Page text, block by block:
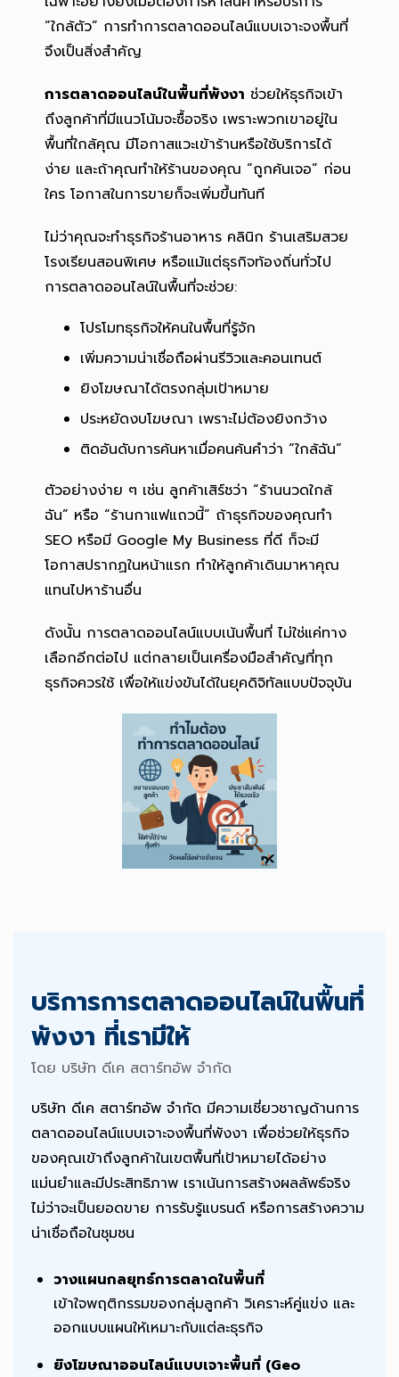
“ใกล้ตัว” การทำการตลาดออนไลน์แบบเจาะจงพื้นที่
จึงเป็นสิ่งสำคัญ
การตลาดออนไลน์ในพื้นที่พังงา ช่วยให้ธุรกิจเข้า
ถึงลูกค้าที่มีแนวโน้มจะซื้อจริง เพราะพวกเขาอยู่ใน
พื้นที่ใกล้คุณ มีโอกาสแวะเข้าร้านหรือใช้บริการได้
ง่าย และถ้าคุณทำให้ร้านของคุณ “ถูกค้นเจอ” ก่อน
ใคร โอกาสในการขายก็จะเพิ่มขึ้นทันที
ไม่ว่าคุณจะทำธุรกิจร้านอาหาร คลินิก ร้านเสริมสวย
โรงเรียนสอนพิเศษ หรือแม้แต่ธุรกิจท้องถิ่นทั่วไป
การตลาดออนไลน์ในพื้นที่จะช่วย:
โปรโมทธุรกิจให้คนในพื้นที่รู้จัก
เพิ่มความน่าเชื่อถือผ่านรีวิวและคอนเทนต์
ยิงโฆษณาได้ตรงกลุ่มเป้าหมาย
ประหยัดงบโฆษณา เพราะไม่ต้องยิงกว้าง
ติดอันดับการค้นหาเมื่อคนค้นคำว่า “ใกล้ฉัน”
ตัวอย่างง่าย ๆ เช่น ลูกค้าเสิร์ชว่า “ร้านนวดใกล้
ฉัน” หรือ “ร้านกาแฟแถวนี้” ถ้าธุรกิจของคุณทำ
SEO หรือมี Google My Business ที่ดี ก็จะมี
โอกาสปรากฏในหน้าแรก ทำให้ลูกค้าเดินมาหาคุณ
แทนไปหาร้านอื่น
ดังนั้น การตลาดออนไลน์แบบเน้นพื้นที่ ไม่ใช่แค่ทาง
เลือกอีกต่อไป แต่กลายเป็นเครื่องมือสำคัญที่ทุก
ธุรกิจควรใช้ เพื่อให้แข่งขันได้ในยุคดิจิทัลแบบปัจจุบัน
บริการการตลาดออนไลน์ในพื้นที่
พังงา ที่เรามีให้
โดย บริษัท ดีเค สตาร์ทอัพ จำกัด
บริษัท ดีเค สตาร์ทอัพ จำกัด มีความเชี่ยวชาญด้านการ
ตลาดออนไลน์แบบเจาะจงพื้นที่พังงา เพื่อช่วยให้ธุรกิจ
ของคุณเข้าถึงลูกค้าในเขตพื้นที่เป้าหมายได้อย่าง
แม่นยำและมีประสิทธิภาพ เราเน้นการสร้างผลลัพธ์จริง
ไม่ว่าจะเป็นยอดขาย การรับรู้แบรนด์ หรือการสร้างความ
น่าเชื่อถือในชุมชน
วางแผนกลยุทธ์การตลาดในพื้นที่
เข้าใจพฤติกรรมของกลุ่มลูกค้า วิเคราะห์คู่แข่ง และ
ออกแบบแผนให้เหมาะกับแต่ละธุรกิจ
ยิงโฆษณาออนไลน์แบบเจาะพื้นที่ (Geo